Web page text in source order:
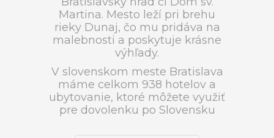
Martina. Mesto leží pri brehu
rieky Dunaj, čo mu pridáva na
malebnosti a poskytuje krásne
výhľady.
V slovenskom meste Bratislava
máme celkom 938 hotelov a
ubytovanie, ktoré môžete využiť
pre dovolenku po Slovensku